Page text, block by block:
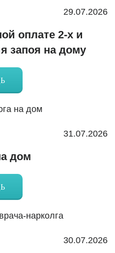
29.07.2026
оплате 2-х и
запоя на дому
31.07.2026
дом
30.07.2026